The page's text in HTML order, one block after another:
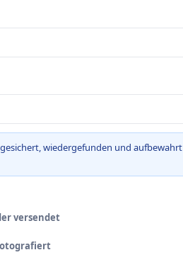
wiedergefunden und aufbewahrt
versendet